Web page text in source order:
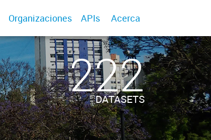
Organizaciones APIs Acerca
222
DATASETS